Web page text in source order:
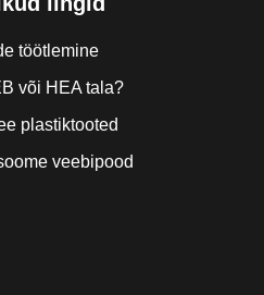
töötlemine
või HEA tala?
plastiktooted
veebipood